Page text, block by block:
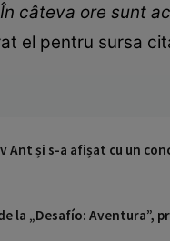
câteva ore sunt
el pentru sursa
Ant și s-a afișat cu un
la „Desafío: